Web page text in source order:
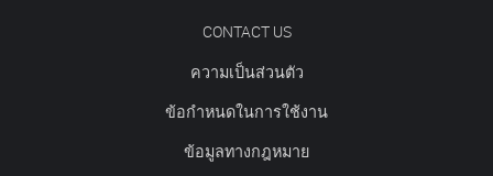
CONTACT US
ความเป็นส่วนตัว
ข้อกำหนดในการใช้งาน
ข้อมูลทางกฎหมาย